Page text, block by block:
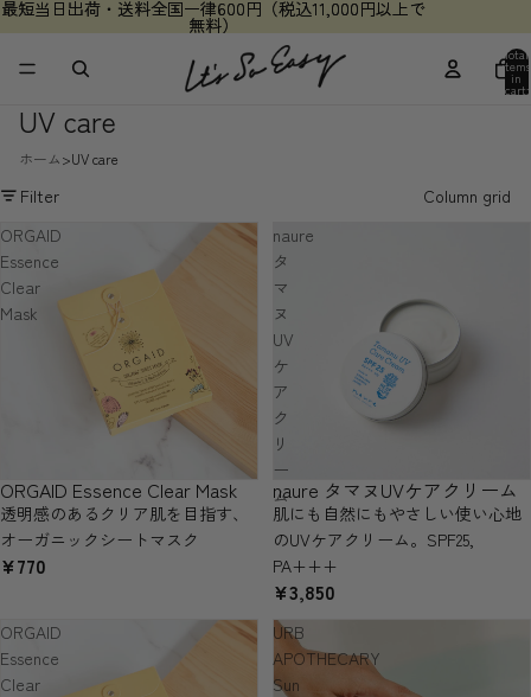
最短当日出荷・送料全国一律600円（税込11,000円以上で
無料）
最短当日出荷・送料全国一律600円（税込11,000円以上で
無料）
Total
items
in
cart:
0
UV care
ホーム UV care
Filter
Column grid
ORGAID
Essence
Clear
Mask
ORGAID Essence Clear Mask
透明感のあるクリア肌を目指す、
オーガニックシートマスク
¥770
naure
タ
マ
ヌ
UV
ケ
ア
ク
リ
ー
ム
naure タマヌUVケアクリーム
肌にも自然にもやさしい使い心地
のUVケアクリーム。SPF25,
PA+++
¥3,850
ORGAID
Essence
Clear
URB
APOTHECARY
Sun